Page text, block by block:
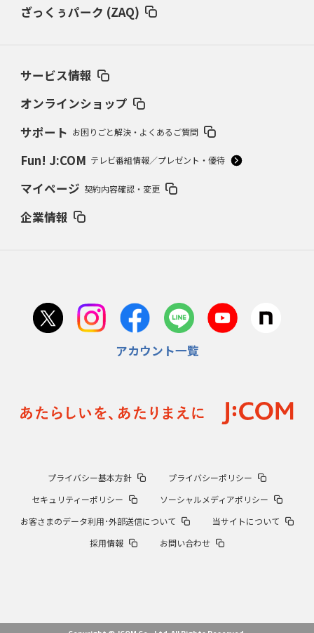
ざっくぅパーク (ZAQ)
サービス情報
オンラインショップ
サポート お困りごと解決・よくあるご質問
Fun! J:COM テレビ番組情報／プレゼント・優待
マイページ 契約内容確認・変更
企業情報
アカウント一覧
プライバシー基本方針
プライバシーポリシー
セキュリティーポリシー
ソーシャルメディアポリシー
お客さまのデータ利用･外部送信について
当サイトについて
採用情報
お問い合わせ